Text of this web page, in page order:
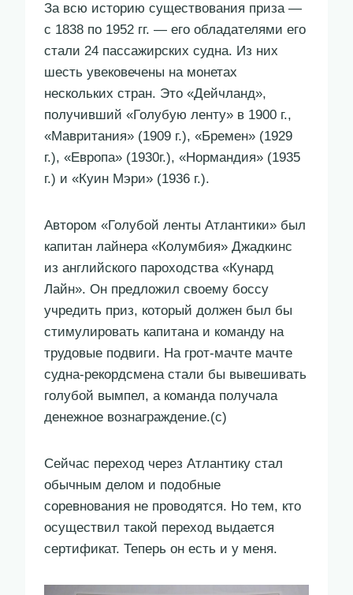
За всю историю существования приза —
с 1838 по 1952 гг. — его обладателями его
стали 24 пассажирских судна. Из них
шесть увековечены на монетах
нескольких стран. Это «Дейчланд»,
получивший «Голубую ленту» в 1900 г.,
«Мавритания» (1909 г.), «Бремен» (1929
г.), «Европа» (1930г.), «Нормандия» (1935
г.) и «Куин Мэри» (1936 г.).
Автором «Голубой ленты Атлантики» был
капитан лайнера «Колумбия» Джадкинс
из английского пароходства «Кунард
Лайн». Он предложил своему боссу
учредить приз, который должен был бы
стимулировать капитана и команду на
трудовые подвиги. На грот-мачте мачте
судна-рекордсмена стали бы вывешивать
голубой вымпел, а команда получала
денежное вознаграждение.(с)
Сейчас переход через Атлантику стал
обычным делом и подобные
соревнования не проводятся. Но тем, кто
осуществил такой переход выдается
сертификат. Теперь он есть и у меня.